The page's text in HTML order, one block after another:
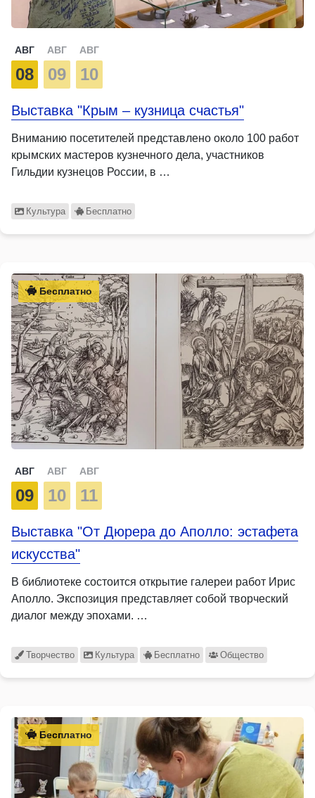
АВГ
08
АВГ
09
АВГ
10
Выставка "Крым – кузница счастья"
Вниманию посетителей представлено около 100 работ
крымских мастеров кузнечного дела, участников
Гильдии кузнецов России, в …
Культура Бесплатно
Бесплатно
АВГ
09
АВГ
10
АВГ
11
Выставка "От Дюрера до Аполло: эстафета
искусства"
В библиотеке состоится открытие галереи работ Ирис
Аполло. Экспозиция представляет собой творческий
диалог между эпохами. …
Творчество Культура Бесплатно Общество
Бесплатно